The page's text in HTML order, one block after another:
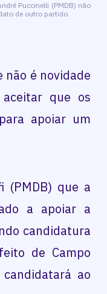
Puccinelli (PMDB) não
de outro partido.
não é novidade
que os
apoiar um
(PMDB) que a
a apoiar a
candidatura
de Campo
ao